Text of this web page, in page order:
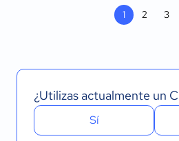
1 2 3
¿Utilizas actualmente un
Sí